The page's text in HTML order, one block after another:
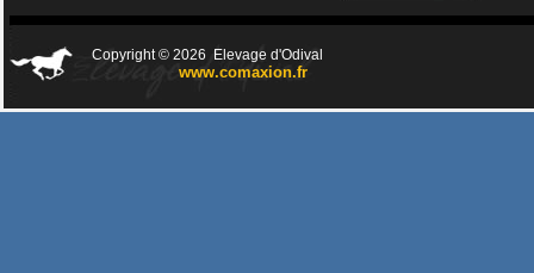
Copyright © 2026 Elevage d'Odival
www.comaxion.fr